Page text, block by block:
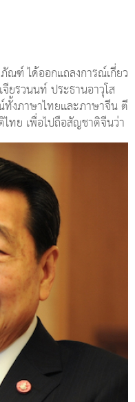
ณฑ์ ได้ออกแถลงการณ์เกี่ยว
ยรวนนท์ ประธานอาวุโส
งภาษาไทยและภาษาจีน ตี
ทย เพื่อไปถือสัญชาติจีนว่า